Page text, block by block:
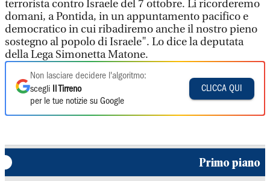
terrorista contro Israele del 7 ottobre. Li ricorderemo
domani, a Pontida, in un appuntamento pacifico e
democratico in cui ribadiremo anche il nostro pieno
sostegno al popolo di Israele". Lo dice la deputata
della Lega Simonetta Matone.
Non lasciare decidere l'algoritmo:
scegli
Il Tirreno
per le tue notizie su Google
CLICCA QUI
Primo piano